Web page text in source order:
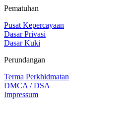
Pematuhan
Pusat Kepercayaan
Dasar Privasi
Dasar Kuki
Perundangan
Terma Perkhidmatan
DMCA / DSA
Impressum